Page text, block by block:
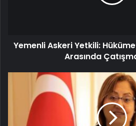
Yemenli Askeri Yetkili:
Arasında